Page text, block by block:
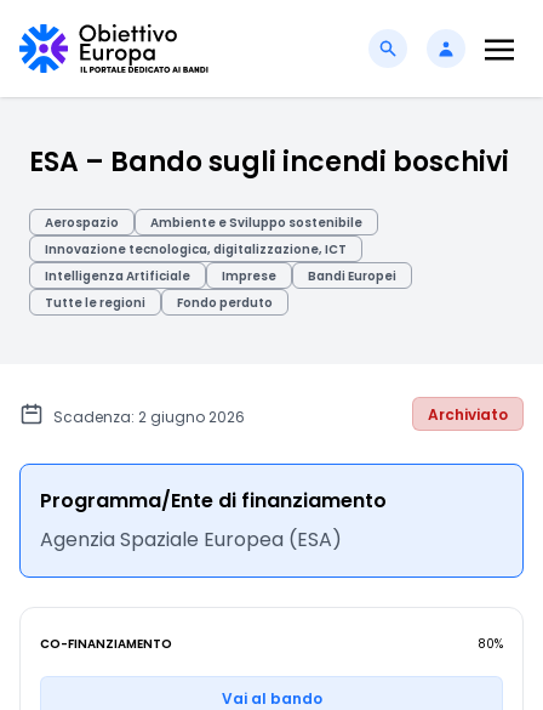
ESA – Bando sugli incendi boschivi
Aerospazio
Ambiente e Sviluppo sostenibile
Innovazione tecnologica, digitalizzazione, ICT
Intelligenza Artificiale
Imprese
Bandi Europei
Tutte le regioni
Fondo perduto
Scadenza: 2 giugno 2026 Archiviato
Programma/Ente di finanziamento
Agenzia Spaziale Europea (ESA)
CO-FINANZIAMENTO 80%
Vai al bando